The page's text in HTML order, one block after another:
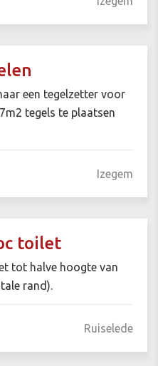
een tegelzetter voor
tegels te plaatsen
Izegem
toilet
tot halve hoogte van
rand).
Ruiselede